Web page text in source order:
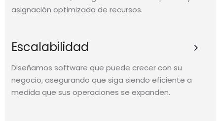
asignación optimizada de recursos.
Escalabilidad
Diseñamos software que puede crecer con su
negocio, asegurando que siga siendo eficiente a
medida que sus operaciones se expanden.